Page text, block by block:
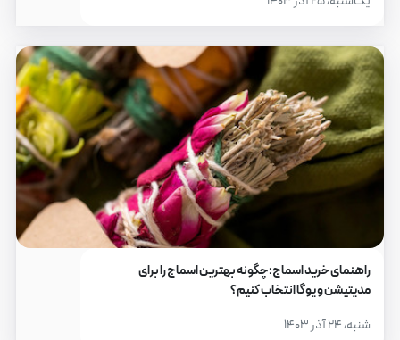
راهنمای خرید اسماج: چگونه بهترین اسماج را برای
مدیتیشن و یوگا انتخاب کنیم؟
شنبه، ۲۴ آذر ۱۴۰۳